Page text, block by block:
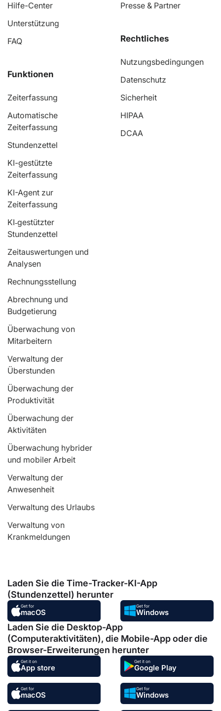
Produkt
Hilfe-Center
Unterstützung
FAQ
Funktionen
Zeiterfassung
Automatische
Zeiterfassung
Stundenzettel
KI-gestützte
Zeiterfassung
KI-Agent zur
Zeiterfassung
KI‑gestützter
Stundenzettel
Zeitauswertungen und
Analysen
Rechnungsstellung
Abrechnung und
Budgetierung
Überwachung von
Mitarbeitern
Verwaltung der
Überstunden
Überwachung der
Produktivität
Überwachung der
Aktivitäten
Überwachung hybrider
und mobiler Arbeit
Verwaltung der
Anwesenheit
Verwaltung des Urlaubs
Verwaltung von
Krankmeldungen
Ressourcen
Presse & Partner
Nutzungsbedingungen
Datenschutz
Sicherheit
HIPAA
DCAA
Laden Sie die Time-Tracker-KI-App
(Stundenzettel) herunter
Get for
macOS
Get for
Windows
Laden Sie die Desktop-App
(Computeraktivitäten), die Mobile-App oder die
Browser-Erweiterungen herunter
Get it on
App store
Get it on
Google Play
Get for
macOS
Get for
Windows